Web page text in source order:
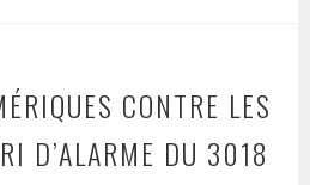
CONTRE LES
D’ALARME DU 3018